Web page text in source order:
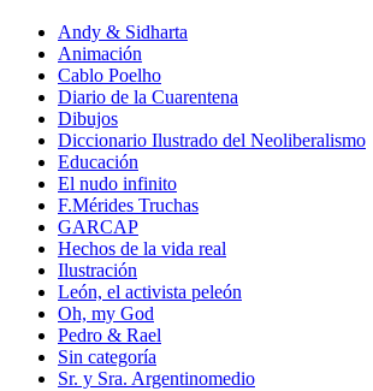
Andy & Sidharta
Animación
Cablo Poelho
Diario de la Cuarentena
Dibujos
Diccionario Ilustrado del Neoliberalismo
Educación
El nudo infinito
F.Mérides Truchas
GARCAP
Hechos de la vida real
Ilustración
León, el activista peleón
Oh, my God
Pedro & Rael
Sin categoría
Sr. y Sra. Argentinomedio